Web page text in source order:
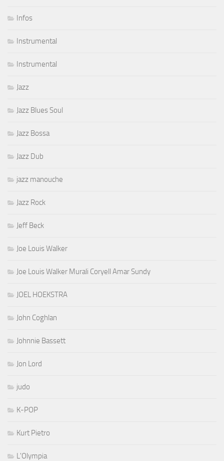
Infos
Instrumental
Instrumental
Jazz
Jazz Blues Soul
Jazz Bossa
Jazz Dub
jazz manouche
Jazz Rock
Jeff Beck
Joe Louis Walker
Joe Louis Walker Murali Coryell Amar Sundy
JOEL HOEKSTRA
John Coghlan
Johnnie Bassett
Jon Lord
judo
K-POP
Kurt Pietro
L'Olympia